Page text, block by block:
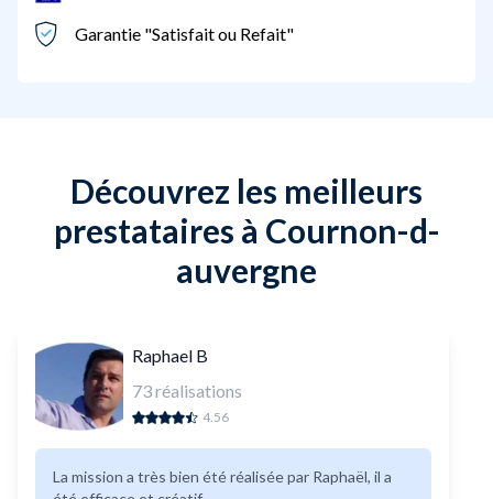
Garantie "Satisfait ou Refait"
Découvrez les meilleurs
prestataires à Cournon-d-
auvergne
Raphael B
73réalisations
4.56
La mission a très bien été réalisée par Raphaël, il a